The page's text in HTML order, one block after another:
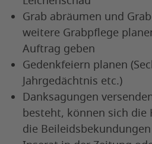
Grab abräumen und
weitere Grabpflege
Auftrag geben
Gedenkfeiern planen
Jahrgedächtnis etc.)
Danksagungen
besteht, können sich
die